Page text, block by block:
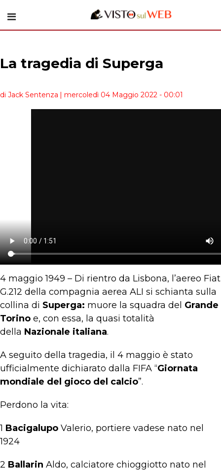
La tragedia di Superga
di Jack Sentenza | mercoledì 04 Maggio 2022 - 00:01
4 maggio 1949 – Di rientro da Lisbona, l’aereo Fiat
G.212 della compagnia aerea ALI si schianta sulla
collina di Superga: muore la squadra del Grande
Torino e, con essa, la quasi totalità
della Nazionale italiana.
A seguito della tragedia, il 4 maggio è stato
ufficialmente dichiarato dalla FIFA “Giornata
mondiale del gioco del calcio”.
Perdono la vita:
1 Bacigalupo Valerio, portiere vadese nato nel
1924
2 Ballarin Aldo, calciatore chioggiotto nato nel